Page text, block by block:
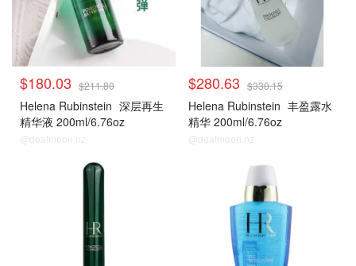
$180.03 $211.80
Helena Rubinstein 深层再生
精华液 200ml/6.76oz
@dealmoon.nz
$280.63 $330.15
Helena Rubinstein 丰盈露水
精华 200ml/6.76oz
@dealmoon.nz